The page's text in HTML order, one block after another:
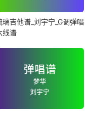
璃吉他谱_刘宇宁_G调弹唱
线谱